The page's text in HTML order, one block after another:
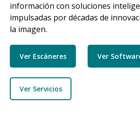
información con soluciones
impulsadas por décadas de
la imagen.
Ver Escáneres Ver
Ver Servicios